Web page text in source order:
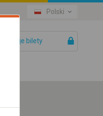
Polski
Twoje bilety